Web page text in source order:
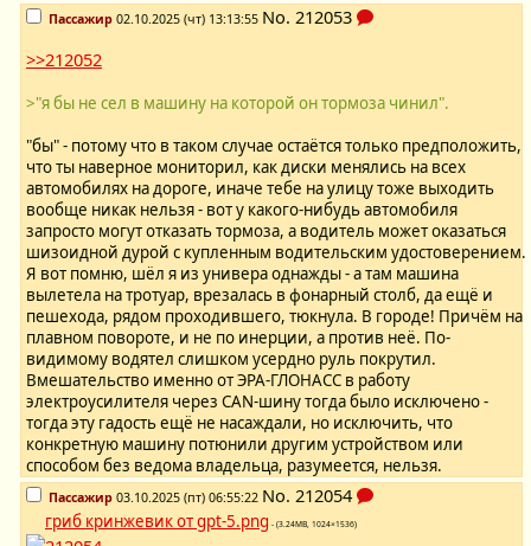
Пассажир 02.10.2025 (чт) 13:13:55 No. 212053
>>212052
>"я бы не сел в машину на которой он тормоза чинил".
"бы" - потому что в таком случае остаётся только предположить,
что ты наверное мониторил, как диски менялись на всех
автомобилях на дороге, иначе тебе на улицу тоже выходить
вообще никак нельзя - вот у какого-нибудь автомобиля
запросто могут отказать тормоза, а водитель может оказаться
шизоидной дурой с купленным водительским удостоверением.
Я вот помню, шёл я из универа однажды - а там машина
вылетела на тротуар, врезалась в фонарный столб, да ещё и
пешехода, рядом проходившего, тюкнула. В городе! Причём на
плавном повороте, и не по инерции, а против неё. По-
видимому водятел слишком усердно руль покрутил.
Вмешательство именно от ЭРА-ГЛОНАСС в работу
электроусилителя через CAN-шину тогда было исключено -
тогда эту гадость ещё не насаждали, но исключить, что
конкретную машину потюнили другим устройством или
способом без ведома владельца, разумеется, нельзя.
Пассажир 03.10.2025 (пт) 06:55:22 No. 212054
гриб кринжевик от gpt-5.png - (3.24MB, 1024×1536)